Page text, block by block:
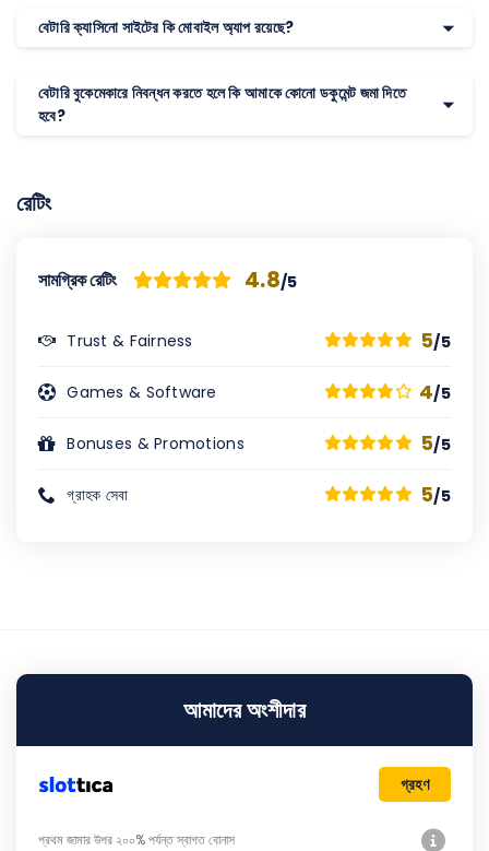
বেটারি ক্যাসিনো সাইটের কি মোবাইল অ্যাপ রয়েছে?
বেটারি বুকেমেকারে নিবন্ধন করতে হলে কি আমাকে কোনো ডকুমেন্ট জমা ‍দিতে
হবে?
রেটিং
সামগ্রিক রেটিং 4.8/5
Trust & Fairness 5/5
Games & Software 4/5
Bonuses & Promotions 5/5
গ্রাহক সেবা 5/5
আমাদের অংশীদার
গ্রহণ
প্রথম জামার উপর ২০০% পর্যন্ত স্বাগত বোনাস